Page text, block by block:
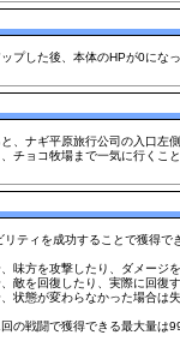
プした後、本体のHPが0にな
、ナギ平原旅行公司の入口左
チョコ牧場まで一気に行くこ
ティを成功することで獲得で
味方を攻撃したり、ダメージ
敵を回復したり、実際に回復
状態が変わらなかった場合は
の戦闘で獲得できる最大量は